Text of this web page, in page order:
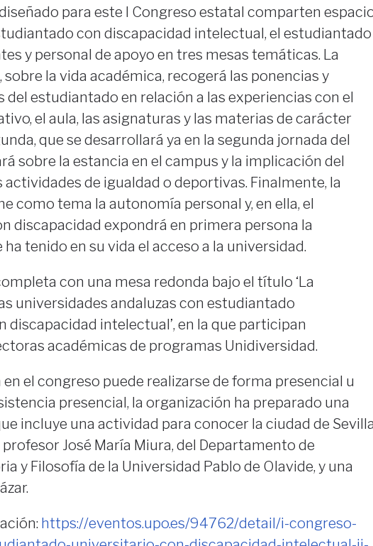
para este I Congreso estatal comparten
con discapacidad intelectual, el estudiantado
y personal de apoyo en tres mesas temáticas. La
sobre la vida académica, recogerá las ponencias y
estudiantado en relación a las experiencias con el
el aula, las asignaturas y las materias de carácter
que se desarrollará ya en la segunda jornada del
sobre la estancia en el campus y la implicación del
actividades de igualdad o deportivas. Finalmente, la
como tema la autonomía personal y, en ella, el
discapacidad expondrá en primera persona la
tenido en su vida el acceso a la universidad.
con una mesa redonda bajo el título ‘La
universidades andaluzas con estudiantado
discapacidad intelectual’, en la que participan
académicas de programas Unidiversidad.
el congreso puede realizarse de forma presencial u
presencial, la organización ha preparado una
incluye una actividad para conocer la ciudad de
José María Miura, del Departamento de
y Filosofía de la Universidad Pablo de Olavide, y una
https://eventos.upo.es/94762/detail/i-congreso-